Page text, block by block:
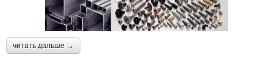
читать дальше →